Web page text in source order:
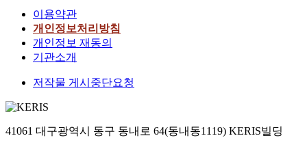
이용약관
개인정보처리방침
개인정보 재동의
기관소개
저작물 게시중단요청
41061 대구광역시 동구 동내로 64(동내동1119) KERIS빌딩